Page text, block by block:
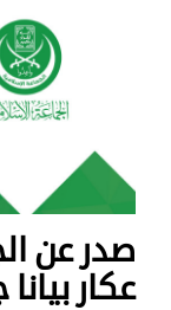
صدر عن
عكار